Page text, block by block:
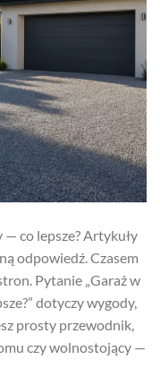
co lepsze? Artykuły
odpowiedź. Czasem
Pytanie „Garaż w
dotyczy wygody,
prosty przewodnik,
czy wolnostojący —